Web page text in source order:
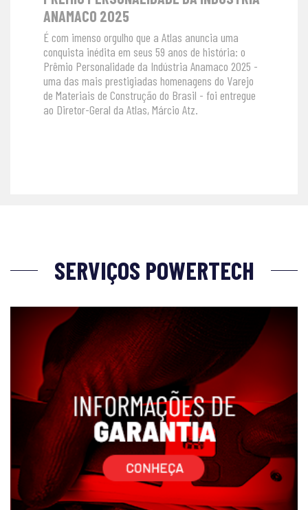
ANAMACO 2025
É com imenso orgulho que a Atlas anuncia uma
conquista inédita em seus 59 anos de história: o
Prêmio Personalidade da Indústria Anamaco 2025 -
uma das mais prestigiadas homenagens do Varejo
de Materiais de Construção do Brasil - foi entregue
ao Diretor-Geral da Atlas, Márcio Atz.
SERVIÇOS POWERTECH